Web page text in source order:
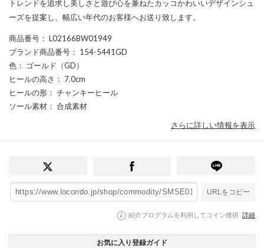
トレンドを追求し美しさと遊び心を兼ねたカッコかわいいデザインシュ
ーズを提案し、幅広い年代のお客様へお送り致します。
商品番号 ： L02166BW01949
ブランド商品番号 ： 154-5441GD
色 ： ゴールド（GD）
ヒールの高さ ： 7.0cm
ヒールの形 ： チャンキーヒール
ソール素材 ： 合成素材
さらに詳しい情報を表示
URLをコピー
紹介プログラムを利用してコイン獲得 詳細
お気に入り登録ガイド